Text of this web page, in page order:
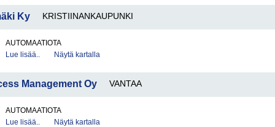
Ky KRISTIINANKAUPUNKI
AUTOMAATIOTA
Lue lisää..
Näytä kartalla
Management Oy VANTAA
AUTOMAATIOTA
Lue lisää..
Näytä kartalla